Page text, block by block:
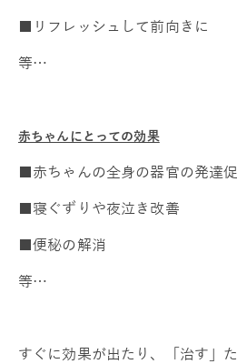
■リフレッシュして前向きに
等…
赤ちゃんにとっての効果
■赤ちゃんの全身の器官の発達
■寝ぐずりや夜泣き改善
■便秘の解消
等…
すぐに効果が出たり、「治す」